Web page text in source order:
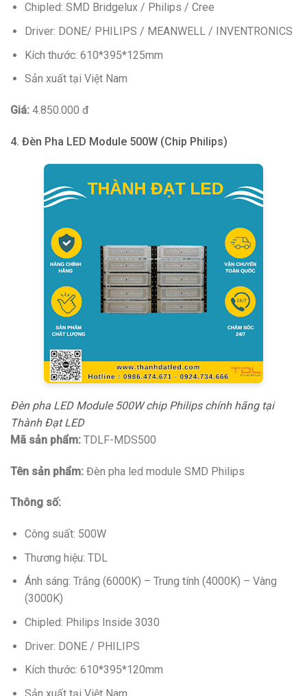
Chipled: SMD Bridgelux / Philips / Cree
Driver: DONE/ PHILIPS / MEANWELL / INVENTRONICS
Kích thước: 610*395*125mm
Sản xuất tại Việt Nam
Giá: 4.850.000 đ
4. Đèn Pha LED Module 500W (Chip Philips)
Đèn pha LED Module 500W chip Philips chính hãng tại
Thành Đạt LED
Mã sản phẩm: TDLF-MDS500
Tên sản phẩm: Đèn pha led module SMD Philips
Thông số:
Công suất: 500W
Thương hiệu: TDL
Ánh sáng: Trắng (6000K) – Trung tính (4000K) – Vàng
(3000K)
Chipled: Philips Inside 3030
Driver: DONE / PHILIPS
Kích thước: 610*395*120mm